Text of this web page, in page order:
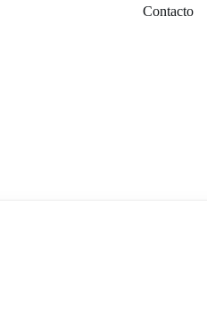
Contacto